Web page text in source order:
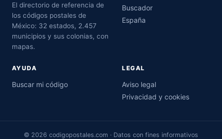
El directorio de referencia de
los códigos postales de
México: 32 estados, 2.457
municipios y sus colonias, con
mapas.
Buscador
España
AYUDA
Buscar mi código
LEGAL
Aviso legal
Privacidad y cookies
© 2026 codigopostales.com · Datos con fines informativos